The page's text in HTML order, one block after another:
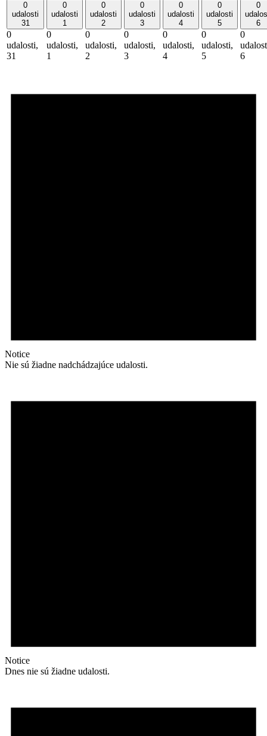
0
udalosti
31
0
udalosti,
31
0
udalosti
1
0
udalosti,
1
0
udalosti
2
0
udalosti,
2
0
udalosti
3
0
udalosti,
3
0
udalosti
4
0
udalosti,
4
0
udalosti
5
0
udalosti,
5
0
6
0
6
Notice
Nie sú žiadne nadchádzajúce udalosti.
Notice
Dnes nie sú žiadne udalosti.